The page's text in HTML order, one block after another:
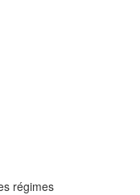
régimes